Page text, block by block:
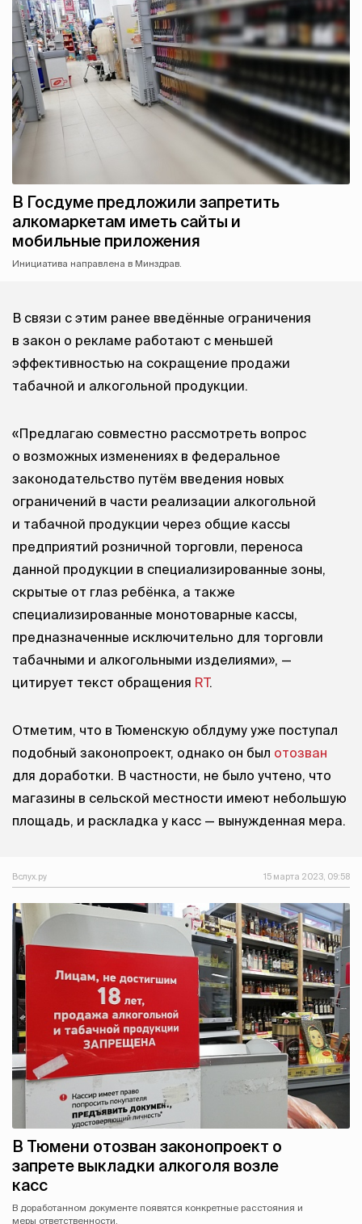
В Госдуме предложили запретить
алкомаркетам иметь сайты и
мобильные приложения
Инициатива направлена в Минздрав.
В связи с этим ранее введённые ограничения
в закон о рекламе работают с меньшей
эффективностью на сокращение продажи
табачной и алкогольной продукции.
«Предлагаю совместно рассмотреть вопрос
о возможных изменениях в федеральное
законодательство путём введения новых
ограничений в части реализации алкогольной
и табачной продукции через общие кассы
предприятий розничной торговли, переноса
данной продукции в специализированные зоны,
скрытые от глаз ребёнка, а также
специализированные монотоварные кассы,
предназначенные исключительно для торговли
табачными и алкогольными изделиями», —
цитирует текст обращения RT.
Отметим, что в Тюменскую облдуму уже поступал
подобный законопроект, однако он был отозван
для доработки. В частности, не было учтено, что
магазины в сельской местности имеют небольшую
площадь, и раскладка у касс — вынужденная мера.
Вслух.ру 15 марта 2023, 09:58
В Тюмени отозван законопроект о
запрете выкладки алкоголя возле
касс
В доработанном документе появятся конкретные расстояния и
меры ответственности.